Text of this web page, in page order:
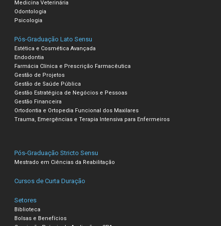
Medicina Veterinária
Odontologia
Psicologia
Pós-Graduação Lato Sensu
Estética e Cosmética Avançada
Endodontia
Farmácia Clínica e Prescrição Farmacêutica
Gestão de Projetos
Gestão de Saúde Pública
Gestão Estratégica de Negócios e Pessoas
Gestão Financeira
Ortodontia e Ortopedia Funcional dos Maxilares
Trauma, Emergências e Terapia Intensiva para Enfermeiros
Pós-Graduação Stricto Sensu
Mestrado em Ciências da Reabilitação
Cursos de Curta Duração
Setores
Biblioteca
Bolsas e Benefícios